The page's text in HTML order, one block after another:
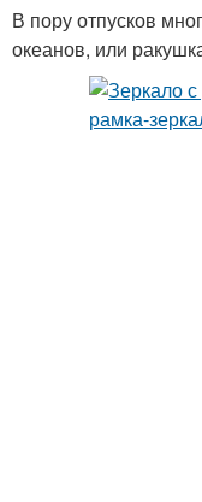
В пору отпусков
океанов, или